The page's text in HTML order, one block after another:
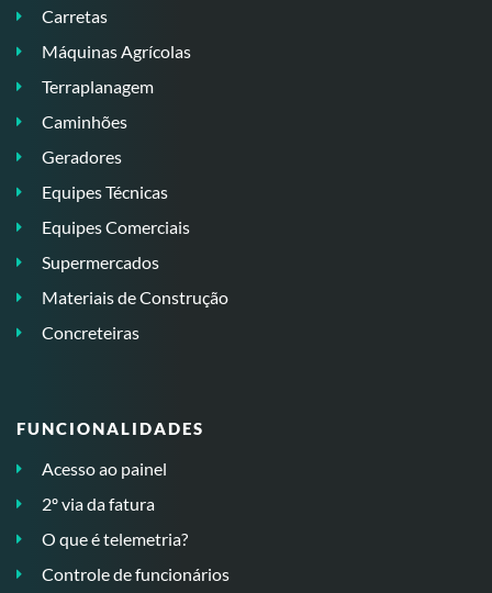
Carretas
Máquinas Agrícolas
Terraplanagem
Caminhões
Geradores
Equipes Técnicas
Equipes Comerciais
Supermercados
Materiais de Construção
Concreteiras
FUNCIONALIDADES
Acesso ao painel
2º via da fatura
O que é telemetria?
Controle de funcionários